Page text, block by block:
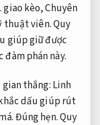
giao kèo,Chuyên
thuật viên.Quy
giúp giữ được
đàm phán này.
gian thắng: Linh
dấu giúp rút
Đúng hẹn.Quy